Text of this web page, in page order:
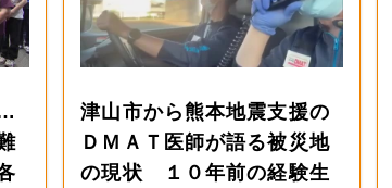
津山市から熊本地震支援の
ＤＭＡＴ医師が語る被災地
の現状 １０年前の経験生